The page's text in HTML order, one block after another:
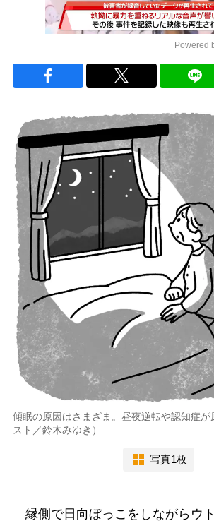
Powered
傾眠の原因はさまざま。昼夜逆転や認知症が
スト／鈴木みゆき）
写真1枚
縁側で日向ぼっこをしながらウ